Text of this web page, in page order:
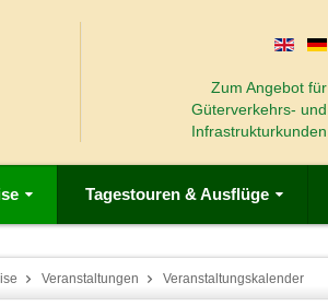
Zum Angebot für
Güterverkehrs- und
Infrastrukturkunden
Tagestouren & Ausflüge
Veranstaltungen Veranstaltungskalender